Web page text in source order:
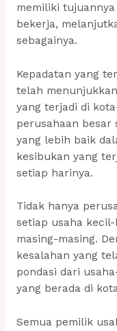
memiliki
bekerja,
sebagainya.
Kepadatan yang
telah
yang terjadi di
perusahaan besar
yang lebih baik
kesibukan yang
setiap harinya.
Tidak hanya
setiap usaha
masing-masing.
kesalahan yang
pondasi dari
yang berada di
Semua pemilik